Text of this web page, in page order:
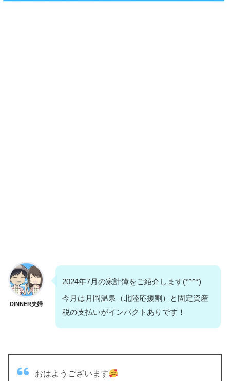
DINNER夫婦
2024年7月の家計簿をご紹介します(*^^*)
今月は月岡温泉（北陸応援割）と固定資産
税の支払いがインパクトありです！
おはようございます